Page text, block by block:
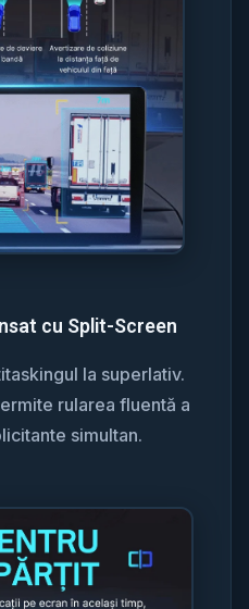
cu Split-Screen
la superlativ.
rularea fluentă a
simultan.